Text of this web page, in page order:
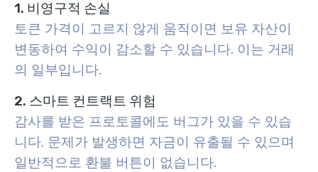
1. 비영구적 손실
토큰 가격이 고르지 않게 움직이면 보유 자산이
변동하여 수익이 감소할 수 있습니다. 이는 거래
의 일부입니다.
2. 스마트 컨트랙트 위험
감사를 받은 프로토콜에도 버그가 있을 수 있습
니다. 문제가 발생하면 자금이 유출될 수 있으며
일반적으로 환불 버튼이 없습니다.